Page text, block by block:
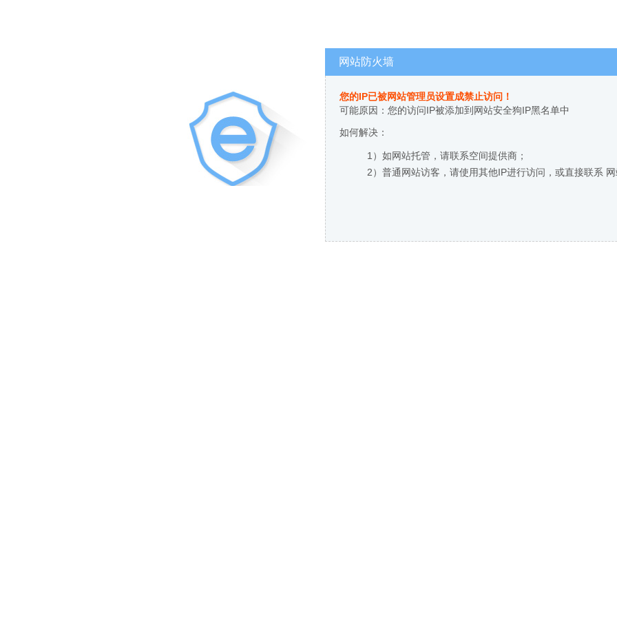
网站防火墙
您的IP已被网站管理员设置成禁止访问！
可能原因：您的访问IP被添加到网站安全狗IP黑名单中
如何解决：
1）如网站托管，请联系空间提供商；
2）普通网站访客，请使用其他IP进行访问，或直接联系 网